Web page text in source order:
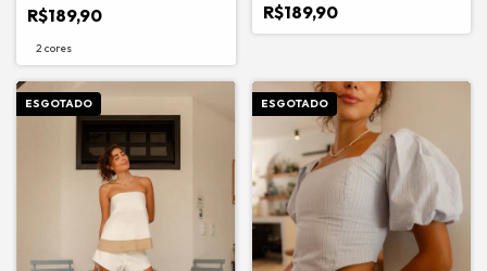
R$189,90
2 cores
R$189,90
ESGOTADO ESGOTADO